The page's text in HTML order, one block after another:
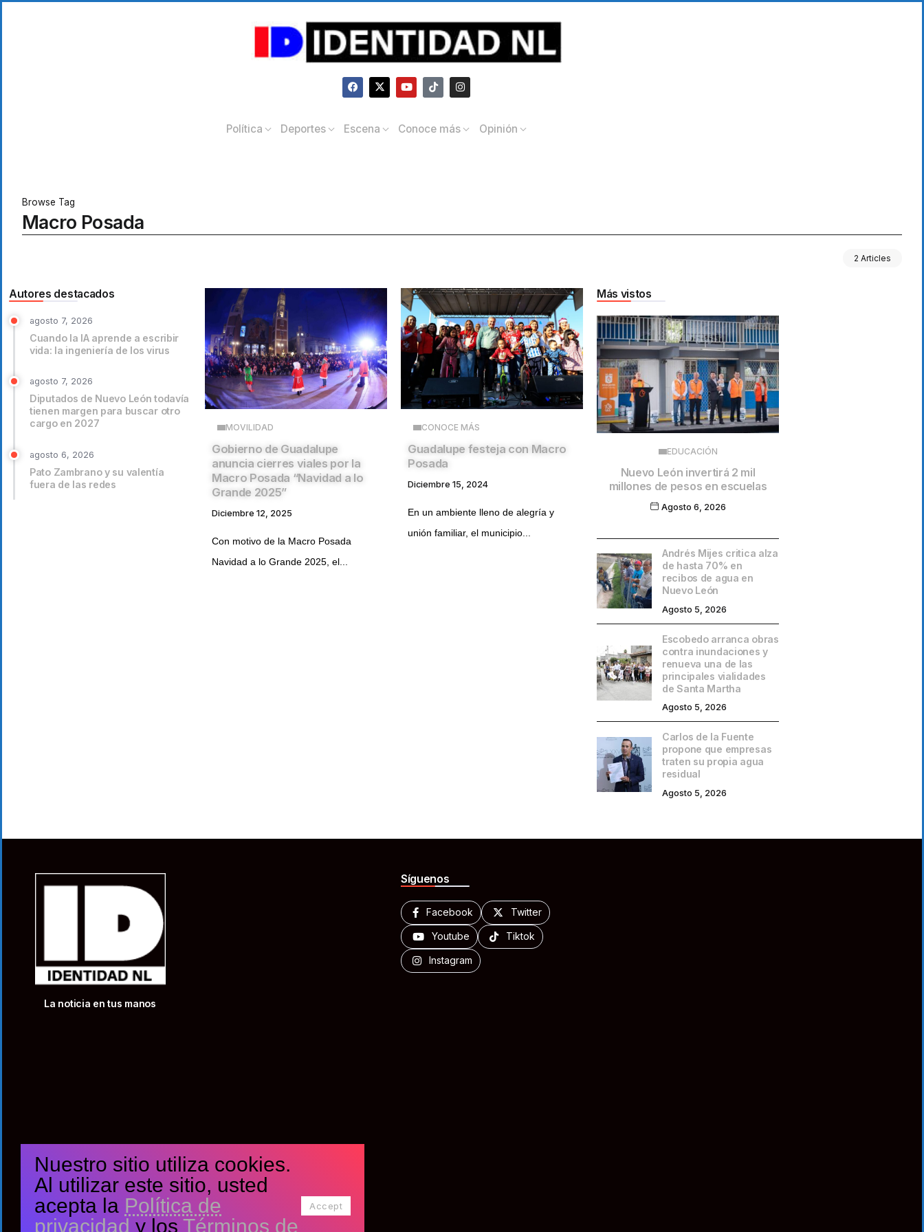
Política Deportes Escena Conoce más Opinión
Browse Tag
Macro Posada
2 Articles
Autores destacados
agosto 7, 2026
Cuando la IA aprende a escribir
vida: la ingeniería de los virus
agosto 7, 2026
Diputados de Nuevo León todavía
tienen margen para buscar otro
cargo en 2027
agosto 6, 2026
Pato Zambrano y su valentía
fuera de las redes
MOVILIDAD
Gobierno de Guadalupe
anuncia cierres viales por la
Macro Posada “Navidad a lo
Grande 2025”
Diciembre 12, 2025
Con motivo de la Macro Posada
Navidad a lo Grande 2025, el...
CONOCE MÁS
Guadalupe festeja con Macro
Posada
Diciembre 15, 2024
En un ambiente lleno de alegría y
unión familiar, el municipio...
Más vistos
EDUCACIÓN
Nuevo León invertirá 2 mil
millones de pesos en escuelas
Agosto 6, 2026
Andrés Mijes critica alza
de hasta 70% en
recibos de agua en
Nuevo León
Agosto 5, 2026
Escobedo arranca obras
contra inundaciones y
renueva una de las
principales vialidades
de Santa Martha
Agosto 5, 2026
Carlos de la Fuente
propone que empresas
traten su propia agua
residual
Agosto 5, 2026
La noticia en tus manos
Síguenos
Facebook Twitter
Youtube Tiktok
Instagram
Nuestro sitio utiliza cookies.
Al utilizar este sitio, usted
acepta la Política de
privacidad y los Términos de
Accept